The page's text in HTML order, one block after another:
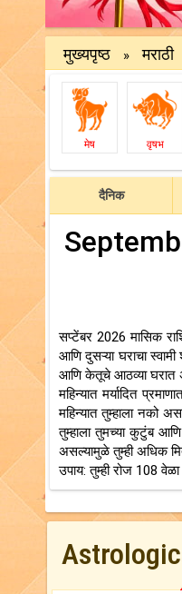
मुख्यपृष्ठ » मराठी
मेष वृषभ
दैनिक
सप्टेंबर 2026 मासिक
आणि दुसऱ्या घराचा
आणि केतूचे आठव्या घरात
महिन्यात मर्यादित
महिन्यात तुम्हाला नको
तुम्हाला तुमच्या कुटुंब
असल्यामुळे तुम्ही अधिक
उपाय: तुम्ही रोज 108